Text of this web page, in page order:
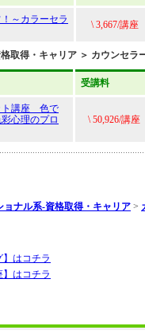
～カラーセラ
\ 3,667/講座
取得・キャリア ＞ カウンセラ
受講料
ト講座 色で
心理のプロ
\ 50,926/講座
ョナル系-資格取得・キャリア >
】はコチラ
】はコチラ